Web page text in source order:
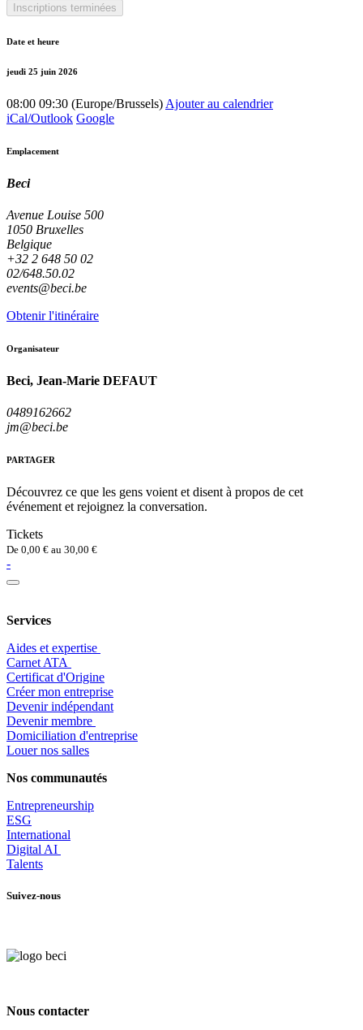
Inscriptions terminées
Date et heure
jeudi 25 juin 2026
08:00 09:30 (Europe/Brussels) Ajouter au calendrier
iCal/Outlook Google
Emplacement
Beci
Avenue Louise 500
1050 Bruxelles
Belgique
+32 2 648 50 02
02/648.50.02
events@beci.be
Obtenir l'itinéraire
Organisateur
Beci, Jean-Marie DEFAUT
0489162662
jm@beci.be
PARTAGER
Découvrez ce que les gens voient et disent à propos de cet
événement et rejoignez la conversation.
Tickets
De 0,00 € au 30,00 €
-
Services
Aides et expertise
​Carnet ATA
Certificat d'Origine
Créer mon entreprise
Devenir indépendant
Devenir membre
​Domiciliation d'entreprise
Louer nos salles
Nos communautés
Entrepreneurship
ESG
International
Digital AI
Talents
Suivez-nous
Nous contacter